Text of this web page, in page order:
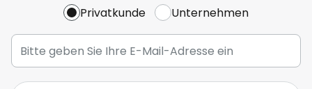
Privatkunde Unternehmen